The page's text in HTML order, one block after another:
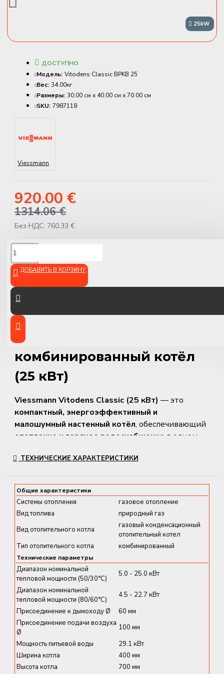
25kW
920.00 €
1314.06 €
Без НДС: 760.33 €
ДОСТУПНО
Модель: Vitodens Classic BPKB 25
Вес: 34.00кг
Размеры: 30.00 см x 40.00 см x 70.00 см
SKU: 7987118
Viessmann
ДОБАВИТЬ В КОРЗИНУ
Viessmann Vitodens Classic
– Газовый
конденсационный
комбинированный котёл
(25 кВт)
Viessmann Vitodens Classic (25 кВт) — это
компактный, энергоэффективный и
малошумный настенный котёл, обеспечивающий
отопление и горячее водоснабжение в одном
частных домов, объединяясовременные
Котёл оснащёнгорелкой MatriX-Plus с системой
Lambda Pro Plus
, которая автоматически
адаптируется к качеству газа и обеспечивает
чистое и надёжное горение.
Основные характеристики и
преимущества
✔Диапазон мощности:
3.2 – 25.0 кВт
(модулируемый)
✔ГВС-производительность:до
ΔT 30 °C
✔Класс энергоэффективности: A / A+ при
работе на 35 °C
✔Сезонная эффективность (Hs):
ТЕХНИЧЕСКИЕ ХАРАКТЕРИСТИКИ
Общие характеристики
Системы отопления
газовое отопление
Вид топлива
природный газ
Вид отопительного котла
газовый конденсационный
отопительный котел
Тип отопительного котла
комбинированный
Технические параметры
Диапазон номинальной
тепловой мощности (50/30°C)
5.0 - 25.0 кВт
Диапазон номинальной
тепловой мощности (80/60°C)
4.5 - 22.7 кВт
Присоединение к дымоходу Ø
60 мм
Присоединение подачи воздуха
Ø
100 мм
Мощность питьевой воды
29.1 кВт
Ширина котла
400 мм
Высота котла
700 мм